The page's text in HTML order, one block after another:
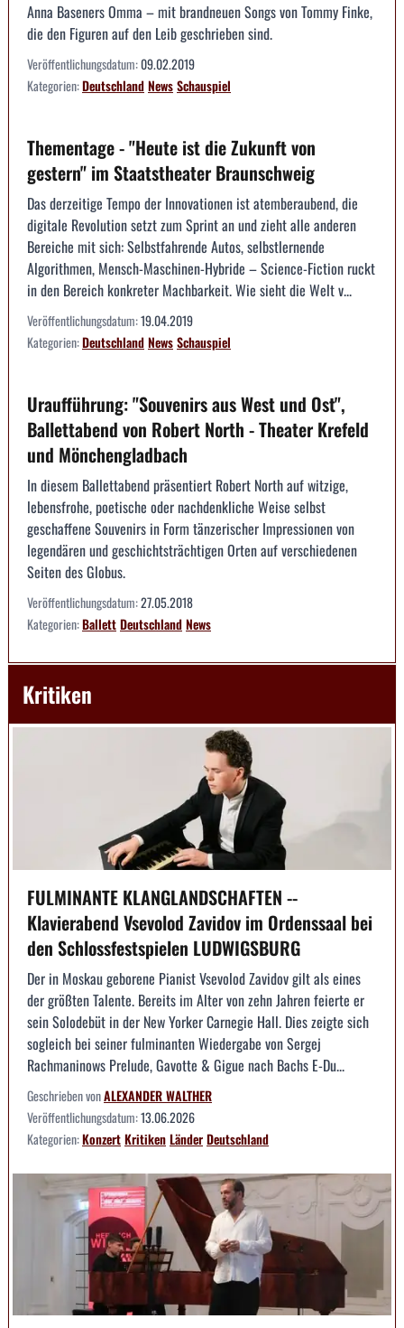
Anna Baseners Omma – mit brandneuen Songs von Tommy Finke,
die den Figuren auf den Leib geschrieben sind.
Veröffentlichungsdatum:09.02.2019
Kategorien:DeutschlandNewsSchauspiel
Thementage - "Heute ist die Zukunft von
gestern" im Staatstheater Braunschweig
Das derzeitige Tempo der Innovationen ist atemberaubend, die
digitale Revolution setzt zum Sprint an und zieht alle anderen
Bereiche mit sich: Selbstfahrende Autos, selbstlernende
Algorithmen, Mensch-Maschinen-Hybride – Science-Fiction ruckt
in den Bereich konkreter Machbarkeit. Wie sieht die Welt v...
Veröffentlichungsdatum:19.04.2019
Kategorien:DeutschlandNewsSchauspiel
Uraufführung: "Souvenirs aus West und Ost",
Ballettabend von Robert North - Theater Krefeld
und Mönchengladbach
In diesem Ballettabend präsentiert Robert North auf witzige,
lebensfrohe, poetische oder nachdenkliche Weise selbst
geschaffene Souvenirs in Form tänzerischer Impressionen von
legendären und geschichtsträchtigen Orten auf verschiedenen
Seiten des Globus.
Veröffentlichungsdatum:27.05.2018
Kategorien:BallettDeutschlandNews
Kritiken
FULMINANTE KLANGLANDSCHAFTEN --
Klavierabend Vsevolod Zavidov im Ordenssaal bei
den Schlossfestspielen LUDWIGSBURG
Der in Moskau geborene Pianist Vsevolod Zavidov gilt als eines
der größten Talente. Bereits im Alter von zehn Jahren feierte er
sein Solodebüt in der New Yorker Carnegie Hall. Dies zeigte sich
sogleich bei seiner fulminanten Wiedergabe von Sergej
Rachmaninows Prelude, Gavotte & Gigue nach Bachs E-Du...
Geschrieben vonALEXANDER WALTHER
Veröffentlichungsdatum:13.06.2026
Kategorien:KonzertKritikenLänderDeutschland